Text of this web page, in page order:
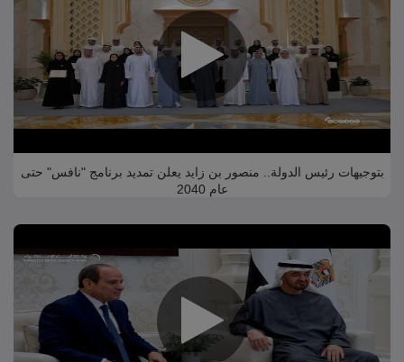
بتوجيهات رئيس الدولة.. منصور بن زايد يعلن تمديد برنامج "نافس" حتى
عام 2040